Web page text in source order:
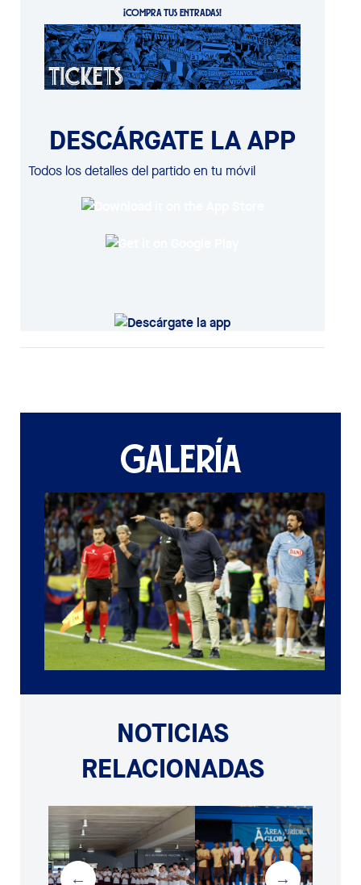
¡COMPRA TUS ENTRADAS!
DESCÁRGATE LA APP
Todos los detalles del partido en tu móvil
GALERÍA
NOTICIAS
RELACIONADAS